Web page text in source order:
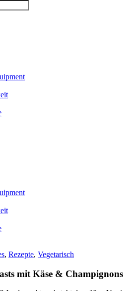
, Rezepte, Vegetarisch
mit Käse & Champignons